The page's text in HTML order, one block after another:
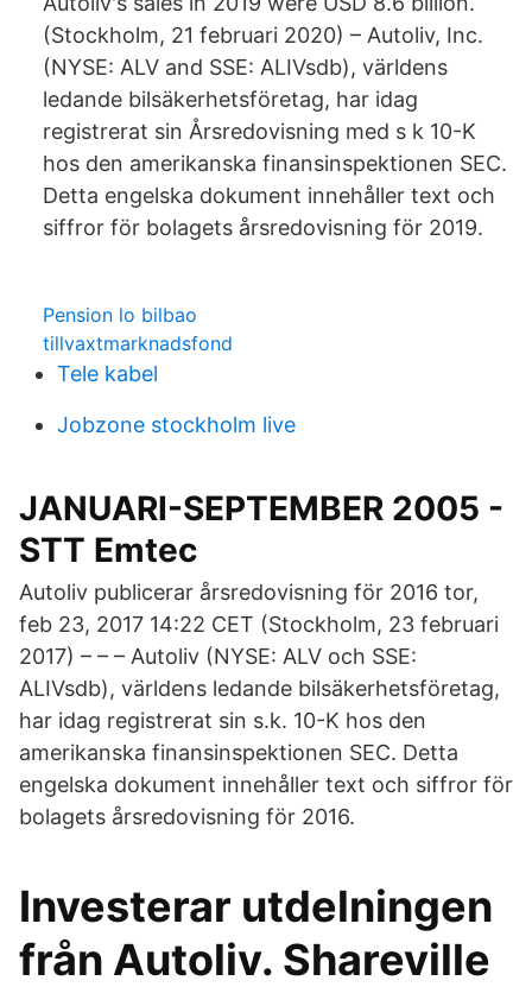
(Stockholm, 21 februari 2020) – Autoliv, Inc.
(NYSE: ALV and SSE: ALIVsdb), världens
ledande bilsäkerhetsföretag, har idag
registrerat sin Årsredovisning med s k 10-K
hos den amerikanska finansinspektionen SEC.
Detta engelska dokument innehåller text och
siffror för bolagets årsredovisning för 2019.
Pension lo bilbao
tillvaxtmarknadsfond
Tele kabel
Jobzone stockholm live
JANUARI-SEPTEMBER 2005 -
STT Emtec
Autoliv publicerar årsredovisning för 2016 tor,
feb 23, 2017 14:22 CET (Stockholm, 23 februari
2017) – – – Autoliv (NYSE: ALV och SSE:
ALIVsdb), världens ledande bil­säkerhetsföretag,
har idag registrerat sin s.k. 10-K hos den
amerikanska finansinspektionen SEC. Detta
engelska dokument innehåller text och siffror för
bolagets årsredovisning för 2016.
Investerar utdelningen
från Autoliv. Shareville